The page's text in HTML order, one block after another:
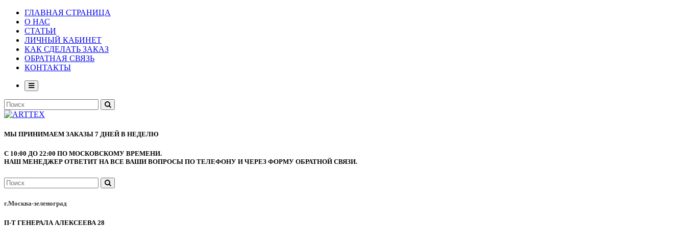
ГЛАВНАЯ СТРАНИЦА
О НАС
СТАТЬИ
ЛИЧНЫЙ КАБИНЕТ
КАК СДЕЛАТЬ ЗАКАЗ
ОБРАТНАЯ СВЯЗЬ
КОНТАКТЫ
МЫ ПРИНИМАЕМ ЗАКАЗЫ 7 ДНЕЙ В НЕДЕЛЮ
С 10:00 ДО 22:00 ПО МОСКОВСКОМУ ВРЕМЕНИ.
НАШ МЕНЕДЖЕР ОТВЕТИТ НА ВСЕ ВАШИ ВОПРОСЫ ПО ТЕЛЕФОНУ И ЧЕРЕЗ ФОРМУ ОБРАТНОЙ СВЯЗИ.
г.Москва-зеленоград
П-Т ГЕНЕРАЛА АЛЕКСЕЕВА 28